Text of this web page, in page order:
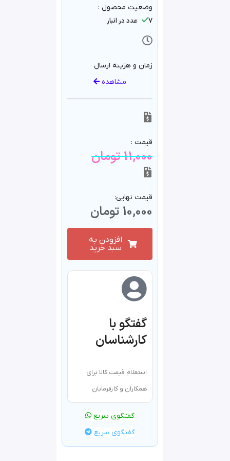
وضعیت محصول :
7 عدد در انبار
زمان و هزینه ارسال
مشاهده
قیمت :
11,000تومان
قیمت نهایی:
10,000 تومان
افزودن به
سبد خرید
گفتگو با
کارشناسان
استعلام قیمت کالا برای
همکاران و کارفرمایان
گفتگوی سریع
گفتگوی سریع